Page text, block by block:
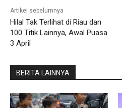
Artikel sebelumnya
Hilal Tak Terlihat di Riau dan
100 Titik Lainnya, Awal Puasa
3 April
BERITA LAINNYA